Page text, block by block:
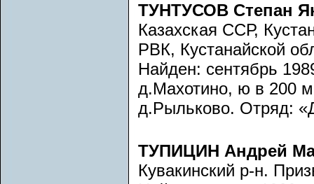
ТУНТУСОВ Степан
Казахская ССР,
РВК, Кустанайской
Найден: сентябрь
д.Махотино, ю в 200
д.Рыльково. Отряд:
ТУПИЦИН Андрей
Кувакинский р-н.